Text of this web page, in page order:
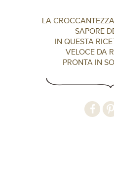
LA
SAPORE
IN QUESTA
VELOCE DA
PRONTA IN